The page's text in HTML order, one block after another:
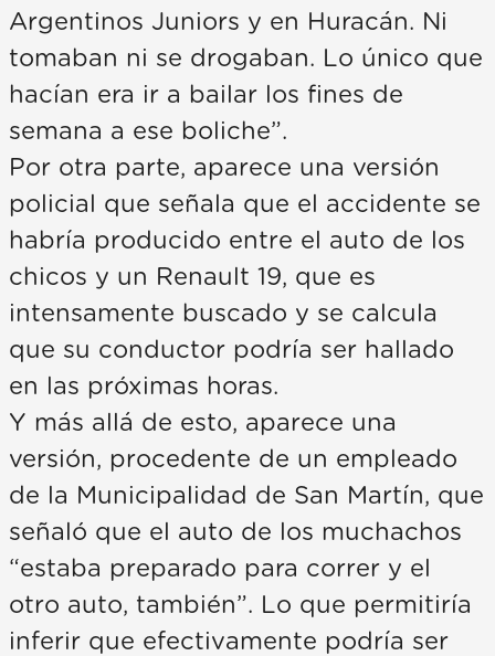
Argentinos Juniors y en Huracán. Ni
tomaban ni se drogaban. Lo único que
hacían era ir a bailar los fines de
semana a ese boliche”.
Por otra parte, aparece una versión
policial que señala que el accidente se
habría producido entre el auto de los
chicos y un Renault 19, que es
intensamente buscado y se calcula
que su conductor podría ser hallado
en las próximas horas.
Y más allá de esto, aparece una
versión, procedente de un empleado
de la Municipalidad de San Martín, que
señaló que el auto de los muchachos
“estaba preparado para correr y el
otro auto, también”. Lo que permitiría
inferir que efectivamente podría ser